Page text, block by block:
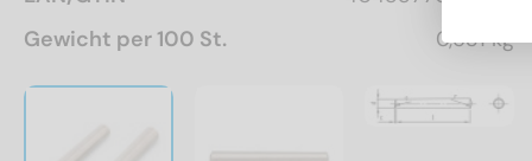
Gewicht per 100 St.
0,531 kg